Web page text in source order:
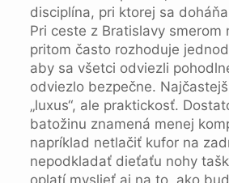
disciplína, pri ktorej sa
Pri ceste z Bratislavy smerom
pritom často rozhoduje
aby sa všetci odviezli
odviezlo bezpečne.
„luxus“, ale praktickosť.
batožinu znamená menej
napríklad netlačiť kufor na
nepodkladať dieťaťu nohy
oplatí myslieť aj na to, ako